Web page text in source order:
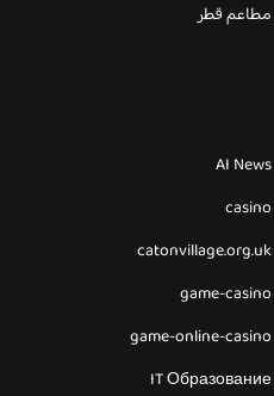
مطاعم قطر
AI News
casino
catonvillage.org.uk
game-casino
game-online-casino
IT Образование